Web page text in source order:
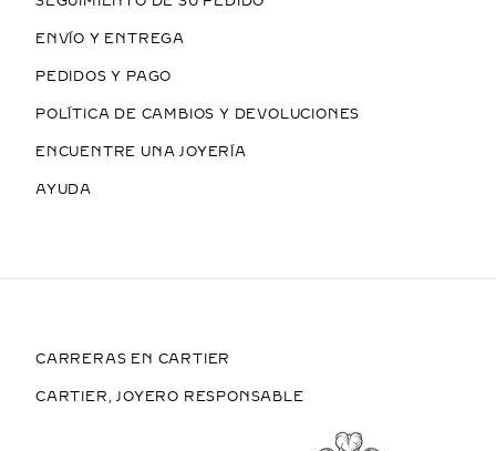
ENVÍO Y ENTREGA
PEDIDOS Y PAGO
POLÍTICA DE CAMBIOS Y DEVOLUCIONES
ENCUENTRE UNA JOYERÍA
AYUDA
CARRERAS EN CARTIER
CARTIER, JOYERO RESPONSABLE